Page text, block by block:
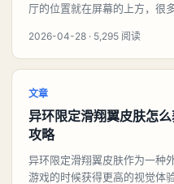
厅的位置就在屏幕的上方，很
2026-04-28 · 5,295 阅读
文章
异环限定滑翔翼皮肤怎
攻略
异环限定滑翔翼皮肤作为一种
游戏的时候获得更高的视觉体